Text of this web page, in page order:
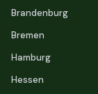
Brandenburg
Bremen
Hamburg
Hessen